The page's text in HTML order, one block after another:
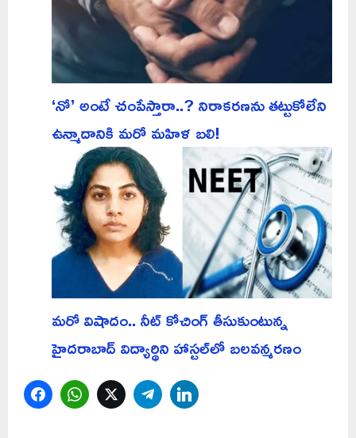
‘నో’ అంటే చంపేస్తారా..? నిరాకరణను తట్టుకోలేని
ఉన్మాదానికి మరో మహిళ బలి!
మరో విషాదం.. నీట్ కోచింగ్ తీసుకుంటున్న
హైదరాబాద్ విద్యార్థిని హాస్టల్‌లో బలవన్మరణం
FacebookWhatsAppTwitterTelegram